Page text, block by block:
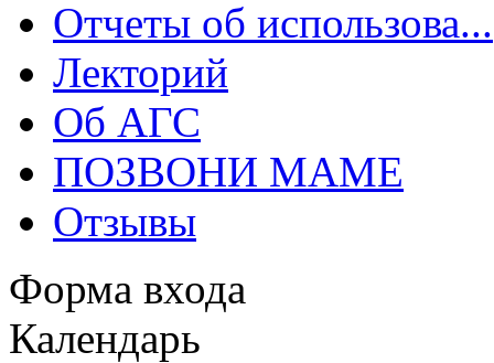
Отчеты об использова...
Лекторий
Об АГС
ПОЗВОНИ МАМЕ
Отзывы
Форма входа
Календарь